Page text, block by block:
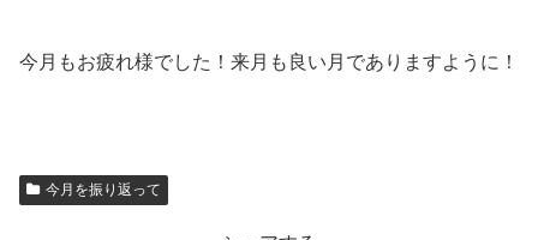
今月もお疲れ様でした！来月も良い月でありますように！
今月を振り返って